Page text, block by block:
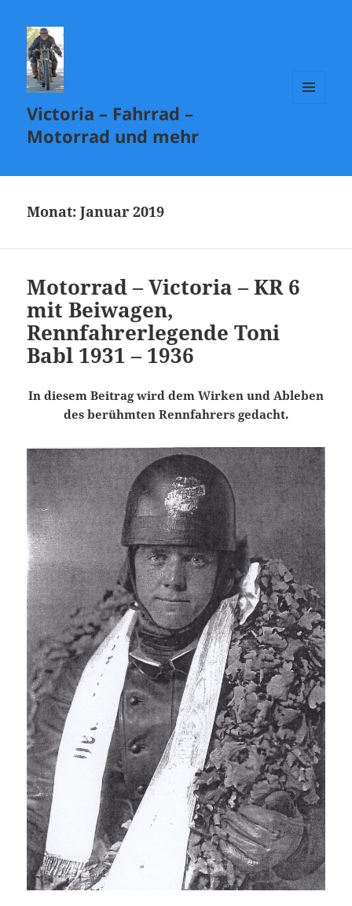
Victoria – Fahrrad –
Motorrad und mehr
Monat:Januar 2019
Motorrad – Victoria – KR 6
mit Beiwagen,
Rennfahrerlegende Toni
Babl 1931 – 1936
In diesem Beitrag wird dem Wirken und Ableben
des berühmten Rennfahrers gedacht.